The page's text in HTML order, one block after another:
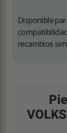
Disponible
recambios